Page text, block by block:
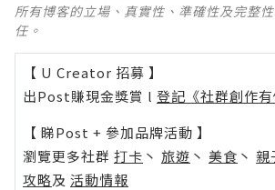
所有博客的立場、真實性、準確性及完整
任。
【 U Creator 招募 】
出Post賺現金獎賞 l 登記《社群創作有
【 睇Post + 參加品牌活動 】
瀏覽更多社群 打卡 丶 旅遊 丶 美食 丶 親
攻略及 活動情報